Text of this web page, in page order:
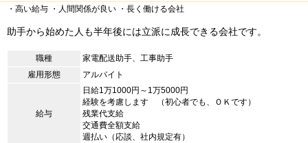
・高い給与 ・人間関係が良い ・長く働ける会社
助手から始めた人も半年後には立派に成長できる会社です。
職種
家電配送助手、工事助手
雇用形態
アルバイト
給与
日給1万1000円～1万5000円
経験を考慮します （初心者でも、ＯＫです）
残業代支給
交通費全額支給
週払い（応談、社内規定有）